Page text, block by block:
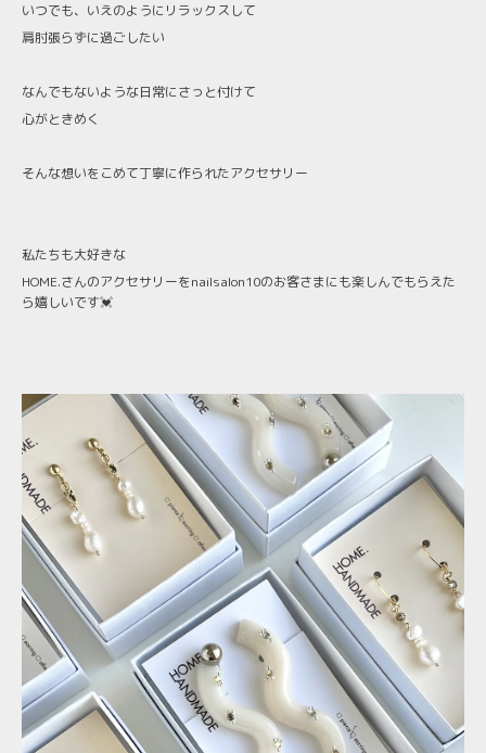
いつでも、いえのようにリラックスして
肩肘張らずに過ごしたい
なんでもないような日常にさっと付けて
心がときめく
そんな想いをこめて丁寧に作られたアクセサリー
私たちも大好きな
HOME.さんのアクセサリーをnailsalon10のお客さまにも楽しんでもらえた
ら嬉しいです💓